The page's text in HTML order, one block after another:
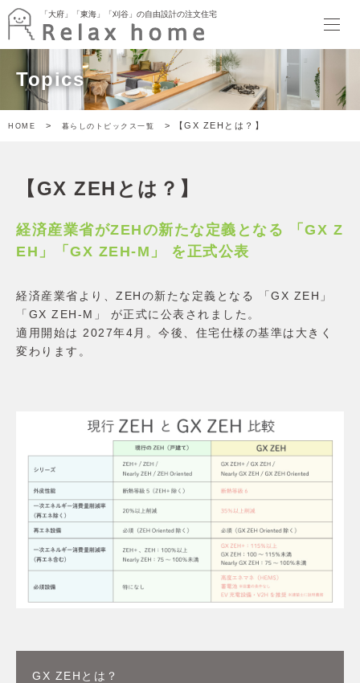
「大府」「東海」「刈谷」の自由設計の注文住宅
HOME
最新情報
イベント
暮らしのトピックス
Relax home ブログ
terrace side kitchen HOUSE
暮らしのスタイル
ぬりかべW断熱スタイル
ゲヤスタイル
アトリエスタイル
キャンバススタイル
施工事例
家づくり
アフターメンテナンス・保証
土地から探す
分譲住宅
リラックスホームについて
会社概要
コンセプト
施工エリア
スタッフ紹介
お客様の声
「大府」「東海」「刈谷」の自由設計の注文住宅
Topics
HOME > 暮らしのトピックス一覧 > 【GX ZEHとは？】
【GX ZEHとは？】
経済産業省がZEHの新たな定義となる 「GX Z
EH」「GX ZEH-M」 を正式公表
経済産業省より、ZEHの新たな定義となる 「GX ZEH」
「GX ZEH-M」 が正式に公表されました。
適用開始は 2027年4月。今後、住宅仕様の基準は大きく
変わります。
GX ZEHとは？